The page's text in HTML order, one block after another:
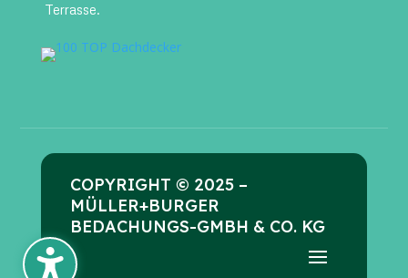
Terrasse.
COPYRIGHT © 2025 –
MÜLLER+BURGER
BEDACHUNGS-GMBH & CO. KG